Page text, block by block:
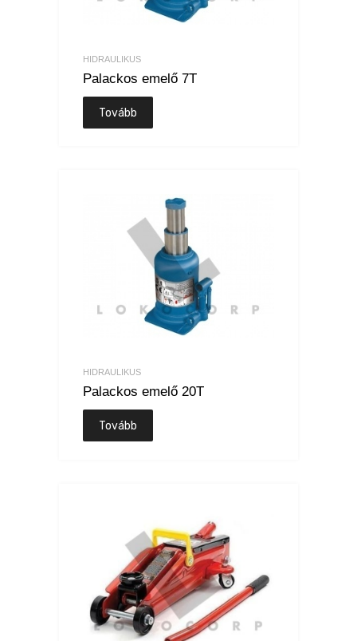
HIDRAULIKUS
Palackos emelő 7T
Tovább
HIDRAULIKUS
Palackos emelő 20T
Tovább